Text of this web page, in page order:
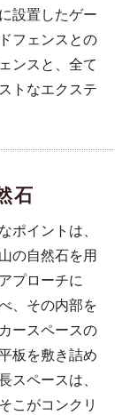
設置したゲー
フェンスとの
ンスと、全て
トなエクステ
石
イントは、
の自然石を用
プローチに
、その内部を
ースペースの
板を敷き詰め
スペースは、
こがコンクリ